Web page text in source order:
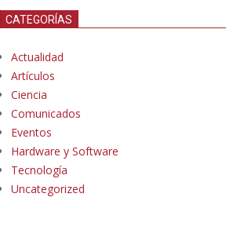
CATEGORÍAS
Actualidad
Artículos
Ciencia
Comunicados
Eventos
Hardware y Software
Tecnología
Uncategorized